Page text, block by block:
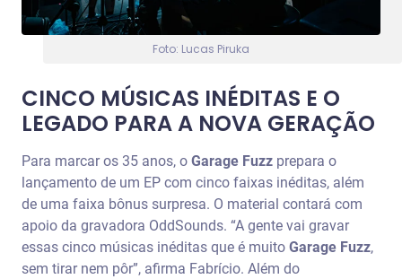
Foto: Lucas Piruka
CINCO MÚSICAS INÉDITAS E O
LEGADO PARA A NOVA GERAÇÃO
Para marcar os 35 anos, o Garage Fuzz prepara o
lançamento de um EP com cinco faixas inéditas, além
de uma faixa bônus surpresa. O material contará com
apoio da gravadora OddSounds. “A gente vai gravar
essas cinco músicas inéditas que é muito Garage Fuzz,
sem tirar nem pôr”, afirma Fabrício. Além do